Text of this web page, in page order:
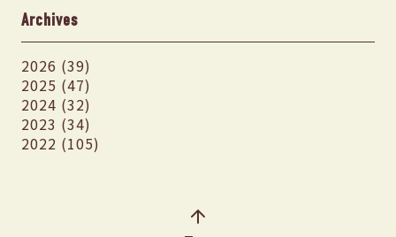
Archives
2026 (39)
2025 (47)
2024 (32)
2023 (34)
2022 (105)